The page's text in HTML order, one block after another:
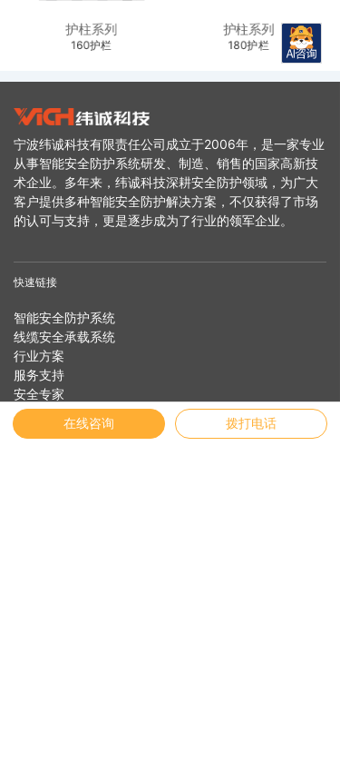
护柱系列
160护栏
护柱系列
180护栏
宁波纬诚科技有限责任公司成立于2006年，是一家专业
从事智能安全防护系统研发、制造、销售的国家高新技
术企业。多年来，纬诚科技深耕安全防护领域，为广大
客户提供多种智能安全防护解决方案，不仅获得了市场
的认可与支持，更是逐步成为了行业的领军企业。
快速链接
智能安全防护系统
线缆安全承载系统
行业方案
服务支持
安全专家
关于纬诚
在线咨询 拨打电话